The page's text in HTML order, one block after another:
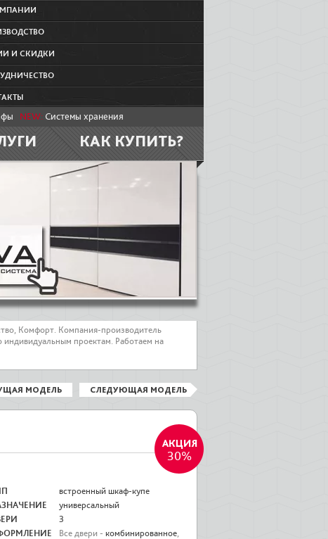
И СКИДКИ
NEW: Системы хранения
КАК КУПИТЬ?
Комфорт. Компания-производитель
проектам. Работаем на
МОДЕЛЬ СЛЕДУЮЩАЯ МОДЕЛЬ
встроенный шкаф-купе
универсальный
3
Все двери - комбинированное,
30%